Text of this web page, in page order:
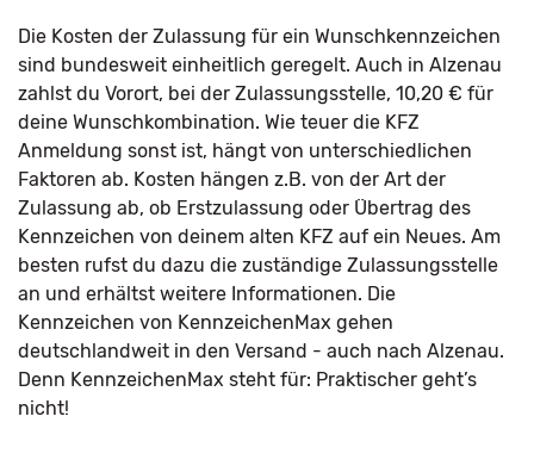
Die Kosten der Zulassung für ein Wunschkennzeichen
sind bundesweit einheitlich geregelt. Auch in Alzenau
zahlst du Vorort, bei der Zulassungsstelle, 10,20 € für
deine Wunschkombination. Wie teuer die KFZ
Anmeldung sonst ist, hängt von unterschiedlichen
Faktoren ab. Kosten hängen z.B. von der Art der
Zulassung ab, ob Erstzulassung oder Übertrag des
Kennzeichen von deinem alten KFZ auf ein Neues. Am
besten rufst du dazu die zuständige Zulassungsstelle
an und erhältst weitere Informationen. Die
Kennzeichen von KennzeichenMax gehen
deutschlandweit in den Versand - auch nach Alzenau.
Denn KennzeichenMax steht für: Praktischer geht’s
nicht!